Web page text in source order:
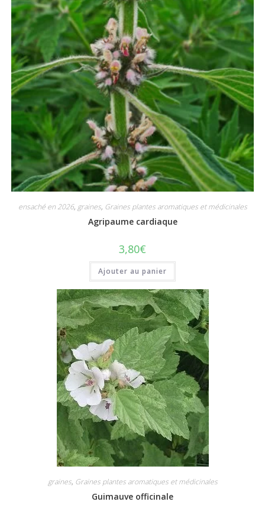
ensaché en 2026, graines, Graines plantes aromatiques et médicinales
Agripaume cardiaque
3,80€
Ajouter au panier
graines, Graines plantes aromatiques et médicinales
Guimauve officinale